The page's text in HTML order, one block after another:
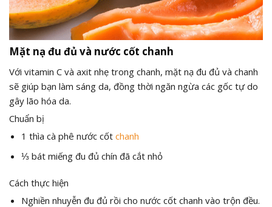
Mặt nạ đu đủ và nước cốt chanh
Với vitamin C và axit nhẹ trong chanh, mặt nạ đu đủ và chanh
sẽ giúp bạn làm sáng da, đồng thời ngăn ngừa các gốc tự do
gây lão hóa da.
Chuẩn bị
1 thìa cà phê nước cốt chanh
⅓ bát miếng đu đủ chín đã cắt nhỏ
Cách thực hiện
Nghiền nhuyễn đu đủ rồi cho nước cốt chanh vào trộn đều.